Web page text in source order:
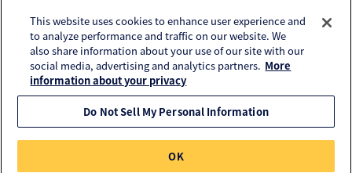
株式会社クラレ ウェブサイト
プライバシーポリシー
アクセスデータの取扱いについて
© KURARAY CO., LTD. All RIGHTS RESERVED.
This website uses cookies to enhance user experience and
to analyze performance and traffic on our website. We
also share information about your use of our site with our
social media, advertising and analytics partners. More
information about your privacy
Do Not Sell My Personal Information
OK